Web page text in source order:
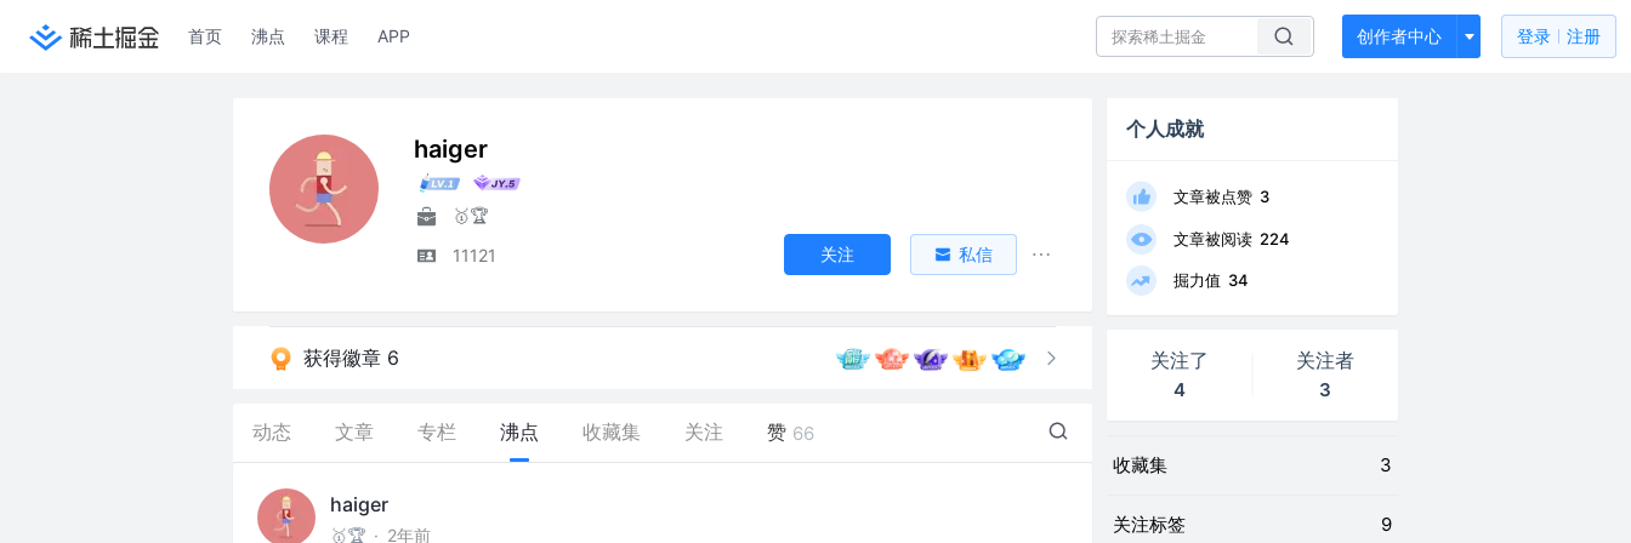
首页 沸点 课程 APP 创作者中心 登录 注册
haiger
🥇🏆
11121
关注 私信
获得徽章 6
动态 文章 专栏 沸点 收藏集 关注 赞 66
haiger
🥇🏆 · 2年前
个人成就
文章被点赞 3
文章被阅读 224
掘力值 34
关注了
4
关注者
3
收藏集 3
关注标签 9